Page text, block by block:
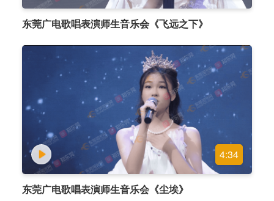
东莞广电歌唱表演师生音乐会《飞远之下》
4:34
东莞广电歌唱表演师生音乐会《尘埃》